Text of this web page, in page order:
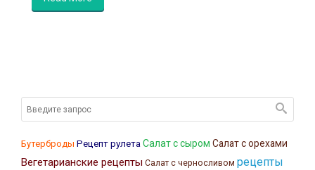
Бутерброды Рецепт рулета Салат с сыром Салат с орехами
Вегетарианские рецепты Салат с черносливом рецепты